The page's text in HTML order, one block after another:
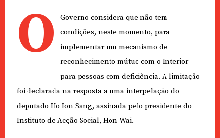
O
Governo considera que não tem
condições, neste momento, para
implementar um mecanismo de
reconhecimento mútuo com o Interior
para pessoas com deficiência. A limitação
foi declarada na resposta a uma interpelação do
deputado Ho Ion Sang, assinada pelo presidente do
Instituto de Acção Social, Hon Wai.